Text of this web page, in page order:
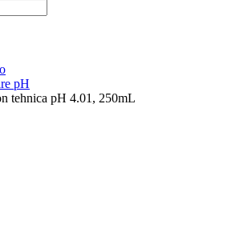
pH
tehnica pH 4.01, 250mL